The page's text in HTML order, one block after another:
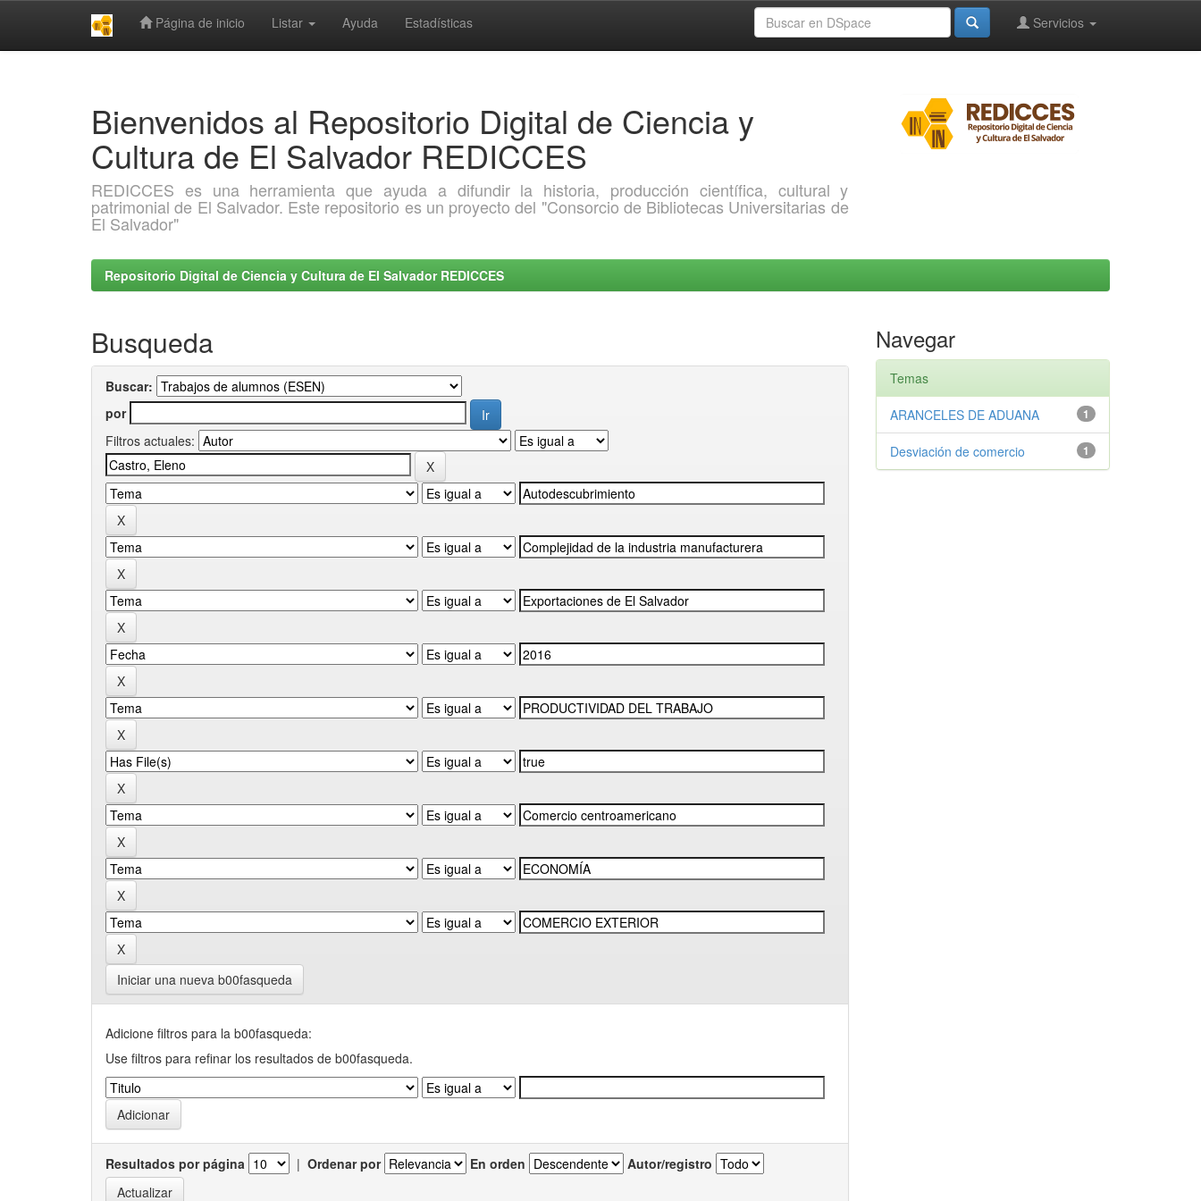
Página de inicio Listar Ayuda Estadísticas Servicios
Bienvenidos al Repositorio Digital de Ciencia y
Cultura de El Salvador REDICCES
REDICCES es una herramienta que ayuda a difundir la historia, producción científica, cultural y
patrimonial de El Salvador. Este repositorio es un proyecto del "Consorcio de Bibliotecas Universitarias de
El Salvador"
Repositorio Digital de Ciencia y Cultura de El Salvador REDICCES
Busqueda
Buscar:
por
Filtros actuales:
Iniciar una nueva b00fasqueda
Adicione filtros para la b00fasqueda:
Use filtros para refinar los resultados de b00fasqueda.
Resultados por página | Ordenar por En orden Autor/registro
Navegar
Temas
1
ARANCELES DE ADUANA
1
Desviación de comercio